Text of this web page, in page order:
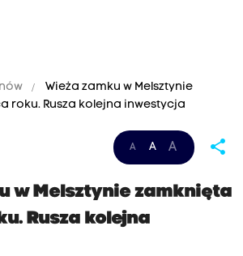
Wieża zamku w Melsztynie
roku. Rusza kolejna inwestycja
A A A share
w Melsztynie zamknięta
Rusza kolejna